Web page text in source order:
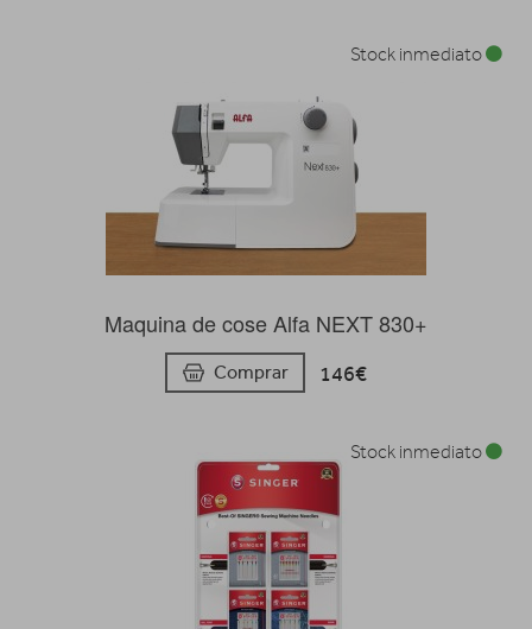
Maquina de cose Alfa NEXT 830+
Comprar 146€
Stock inmediato
Stock inmediato